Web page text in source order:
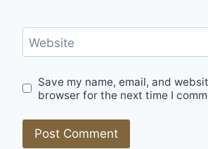
Website
Save my name, email, and
browser for the next time I